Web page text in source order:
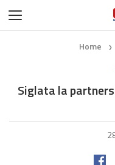
Home ❯
Siglata la